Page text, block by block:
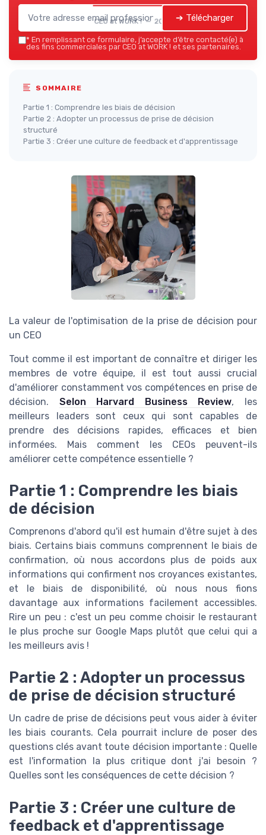
CEO at WORK ! — 2026 ➔ Télécharger
* En remplissant ce formulaire, j’accepte d’être contacté(e) à
des fins commerciales par CEO at WORK ! et ses partenaires.
SOMMAIRE
Partie 1 : Comprendre les biais de décision
Partie 2 : Adopter un processus de prise de décision
structuré
Partie 3 : Créer une culture de feedback et d'apprentissage
La valeur de l'optimisation de la prise de décision pour
un CEO
Tout comme il est important de connaître et diriger les
membres de votre équipe, il est tout aussi crucial
d'améliorer constamment vos compétences en prise de
décision. Selon Harvard Business Review, les
meilleurs leaders sont ceux qui sont capables de
prendre des décisions rapides, efficaces et bien
informées. Mais comment les CEOs peuvent-ils
améliorer cette compétence essentielle ?
Partie 1 : Comprendre les biais
de décision
Comprenons d'abord qu'il est humain d'être sujet à des
biais. Certains biais communs comprennent le biais de
confirmation, où nous accordons plus de poids aux
informations qui confirment nos croyances existantes,
et le biais de disponibilité, où nous nous fions
davantage aux informations facilement accessibles.
Rire un peu : c'est un peu comme choisir le restaurant
le plus proche sur Google Maps plutôt que celui qui a
les meilleurs avis !
Partie 2 : Adopter un processus
de prise de décision structuré
Un cadre de prise de décisions peut vous aider à éviter
les biais courants. Cela pourrait inclure de poser des
questions clés avant toute décision importante : Quelle
est l'information la plus critique dont j'ai besoin ?
Quelles sont les conséquences de cette décision ?
Partie 3 : Créer une culture de
feedback et d'apprentissage